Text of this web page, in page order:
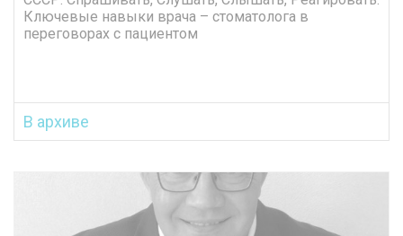
Ключевые навыки врача – стоматолога в
переговорах с пациентом
В архиве